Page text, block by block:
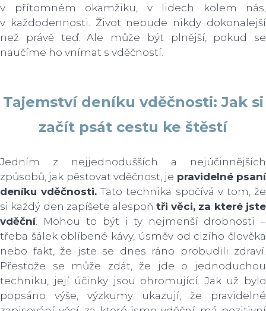
v přítomném okamžiku, v lidech kolem nás,
v každodennosti. Život nebude nikdy dokonalejší
než právě teď. Ale může být plnější, pokud se
naučíme ho vnímat s vděčností.
Tajemství deníku vděčnosti: Jak si
začít psát cestu ke štěstí
Jedním z nejjednodušších a nejúčinnějších
způsobů, jak pěstovat vděčnost, je pravidelné psaní
deníku vděčnosti. Tato technika spočívá v tom, že
si každý den zapíšete alespoň tři věci, za které jste
vděční. Mohou to být i ty nejmenší drobnosti –
třeba šálek oblíbené kávy, úsměv od cizího člověka
nebo fakt, že jste se dnes ráno probudili zdraví.
Přestože se může zdát, že jde o jednoduchou
techniku, její účinky jsou ohromující. Jak už bylo
popsáno výše, výzkumy ukazují, že pravidelné